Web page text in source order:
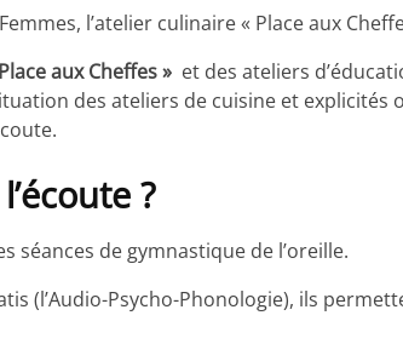
l’atelier culinaire « Place aux
Place aux Cheffes » et des ateliers
des ateliers de cuisine et
?
séances de gymnastique de l’oreille.
(l’Audio-Psycho-Phonologie), ils